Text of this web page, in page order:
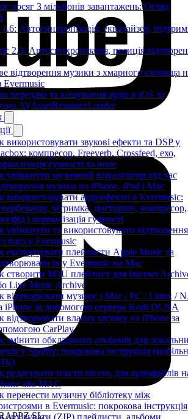
досяг 3 мільйонів завантажень: Огляд
Автосинхронізація, еквалайзер,
2.3: Автосинхронізація, позиція
відтворення музики з хмарного сховища
Evermusic
передача та кешування аудіо в iOS за
AVAssetResourceLoader
використовувати звукові ефекти та DSP у
компресор, Freeverb, Crossfeed, ехо,
гучності та інше
увімкнути музичний візуалізатор під час
музики на iPhone, iPad і Mac
використовувати аудіоефекти в Evermusic:
затримка, дисторшн, компресор,
і нормалізація гучності
увімкнути та використовувати відтворення
пауз у Evermusic
експортувати плейлисти Apple Music та
їх у Evermusic на Mac
створити M3U плейлист для Internet
Live Music Archive
відтворювати музику з Mac / PC / Linux /
iPhone за допомогою сервера Kodi DLNA
відтворювати власну музику на iPhone за
CarPlay
змінити обкладинки альбомів для
у Spotify: покрокова інструкція
редагувати тексти пісень для аудіофайлів
або MAC
перенести музичну бібліотеку між
в Evermusic: покрокова інструкція
архівувати (ZIP) плейлисти, альбоми,
SL